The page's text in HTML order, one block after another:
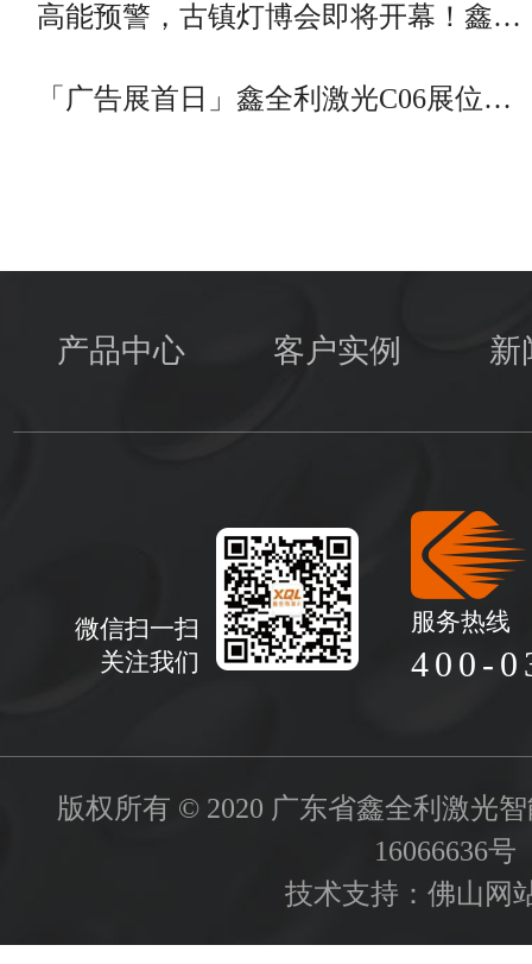
高能预警，古镇灯博会即将开幕！鑫…
「广告展首日」鑫全利激光C06展位…
产品中心 客户实例 新
微信扫一扫
关注我们
服务热线
400-
版权所有 © 2020 广东省鑫全利激光
16066636号
技术支持： 佛山网